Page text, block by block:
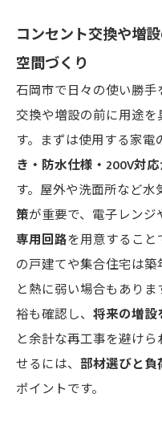
コンセント交換や増
空間づくり
石岡市で日々の使い勝
交換や増設の前に用途
す。まずは使用する家電
き・防水仕様・200V対
す。屋外や洗面所など水
策が重要で、電子レン
専用回路を用意するこ
の戸建てや集合住宅は
と熱に弱い場合もあり
裕も確認し、 将来の増設
と余計な再工事を避け
せるには、 部材選びと負
ポイントです。